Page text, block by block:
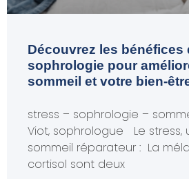
Découvrez les bénéfices
sophrologie pour
sommeil et votre bien-
stress – sophrologie –
Viot, sophrologue Le stress,
sommeil réparateur : La
cortisol sont deux